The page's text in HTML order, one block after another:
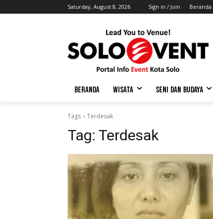
Saturday, August 8, 2026 Sign in / Join Beranda
BERANDA WISATA SENI DAN BUDAYA
Tags Terdesak
Tag: Terdesak